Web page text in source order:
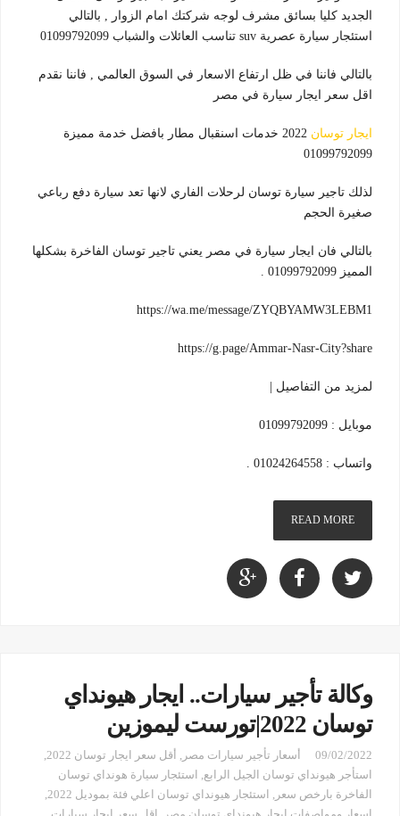
الجديد كليا بسائق مشرف لوجه شركتك امام الزوار , بالتالي
استئجار سيارة عصرية suv تناسب العائلات والشباب 01099792099
بالتالي فاننا في ظل ارتفاع الاسعار في السوق العالمي , فاننا نقدم
اقل سعر ايجار سيارة في مصر
ايجار توسان
2022 خدمات اسنقبال مطار بافضل خدمة مميزة
01099792099
لذلك تاجير سيارة توسان لرحلات الفاري لانها تعد سيارة دفع رباعي
صغيرة الحجم
بالتالي فان ايجار سيارة في مصر يعني تاجير توسان الفاخرة بشكلها
المميز 01099792099 .
https://wa.me/message/ZYQBYAMW3LEBM1
https://g.page/Ammar-Nasr-City?share
لمزيد من التفاصيل |
موبايل : 01099792099
واتساب : 01024264558 .
READ MORE
وكالة تأجير سيارات.. ايجار هيونداي
توسان 2022|تورست ليموزين
09/02/2022 أسعار تأجير سيارات مصر أقل سعر ايجار توسان 2022
استأجر هيونداي توسان الجيل الرابع
استئجار سيارة هونداي توسان
الفاخرة بارخص سعر
استئجار هيونداي توسان اعلي فئة بموديل 2022